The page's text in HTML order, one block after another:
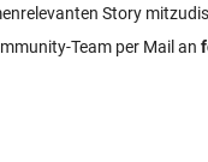
Story
Team per Mail an